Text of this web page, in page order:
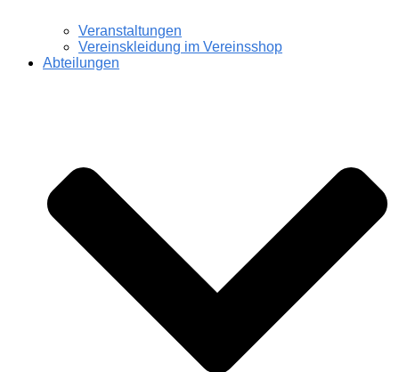
Veranstaltungen
Vereinskleidung im Vereinsshop
Abteilungen